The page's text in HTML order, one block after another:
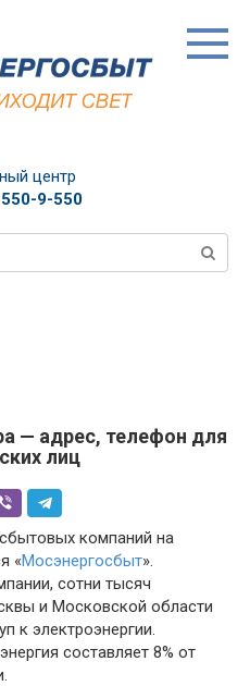
центр
9-550
— адрес, телефон для
лиц
компаний на
«Мосэнергосбыт».
сотни тысяч
и Московской области
к электроэнергии.
составляет 8% от